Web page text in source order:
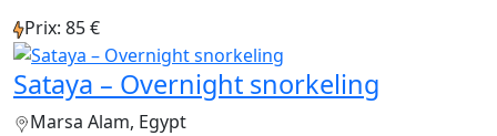
Prix: 85 €
Sataya – Overnight snorkeling
Marsa Alam, Egypt